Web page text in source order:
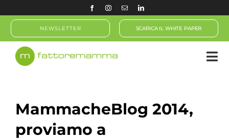
contenuto
NEWSLETTER SCARICA IL WHITE PAPER
MammacheBlog 2014,
proviamo a